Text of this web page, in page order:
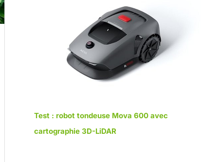
Test : robot tondeuse Mova 600 avec
cartographie 3D-LiDAR